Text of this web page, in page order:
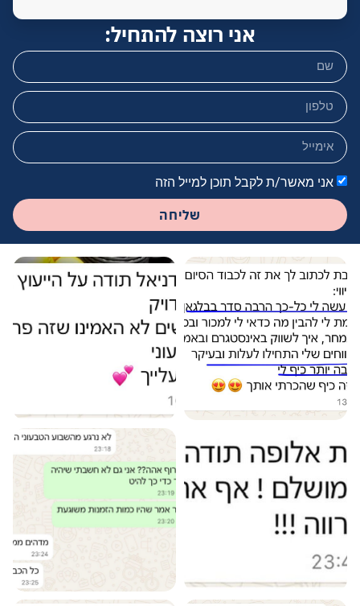
אני רוצה להתחיל:
אני מאשר/ת לקבל תוכן למייל הזה
שליחה